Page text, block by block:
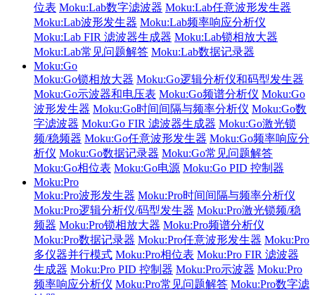
位表 Moku:Lab数字滤波器 Moku:Lab任意波形发生器
Moku:Lab波形发生器 Moku:Lab频率响应分析仪
Moku:Lab FIR 滤波器生成器 Moku:Lab锁相放大器
Moku:Lab常见问题解答 Moku:Lab数据记录器
Moku:Go
Moku:Go锁相放大器 Moku:Go逻辑分析仪和码型发生器
Moku:Go示波器和电压表 Moku:Go频谱分析仪 Moku:Go
波形发生器 Moku:Go时间间隔与频率分析仪 Moku:Go数
字滤波器 Moku:Go FIR 滤波器生成器 Moku:Go激光锁
频/稳频器 Moku:Go任意波形发生器 Moku:Go频率响应分
析仪 Moku:Go数据记录器 Moku:Go常见问题解答
Moku:Go相位表 Moku:Go电源 Moku:Go PID 控制器
Moku:Pro
Moku:Pro波形发生器 Moku:Pro时间间隔与频率分析仪
Moku:Pro逻辑分析仪/码型发生器 Moku:Pro激光锁频/稳
频器 Moku:Pro锁相放大器 Moku:Pro频谱分析仪
Moku:Pro数据记录器 Moku:Pro任意波形发生器 Moku:Pro
多仪器并行模式 Moku:Pro相位表 Moku:Pro FIR 滤波器
生成器 Moku:Pro PID 控制器 Moku:Pro示波器 Moku:Pro
频率响应分析仪 Moku:Pro常见问题解答 Moku:Pro数字滤